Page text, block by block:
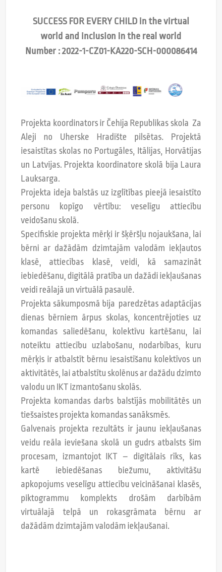
SUCCESS FOR EVERY CHILD in the virtual
world and inclusion in the real world
Number : 2022-1-CZ01-KA220-SCH-000086414
Projekta koordinators ir Čehija Republikas skola Za
Aleji no Uherske Hradište pilsētas. Projektā
iesaistītas skolas no Portugāles, Itālijas, Horvātijas
un Latvijas. Projekta koordinatore skolā bija Laura
Lauksarga.
Projekta ideja balstās uz izglītības pieejā iesaistīto
personu kopīgo vērtību: veselīgu attiecību
veidošanu skolā.
Specifiskie projekta mērķi ir šķēršļu nojaukšana, lai
bērni ar dažādām dzimtajām valodām iekļautos
klasē, attiecības klasē, veidi, kā samazināt
iebiedēšanu, digitālā pratība un dažādi iekļaušanas
veidi reālajā un virtuālā pasaulē.
Projekta sākumposmā bija paredzētas adaptācijas
dienas bērniem ārpus skolas, koncentrējoties uz
komandas saliedēšanu, kolektīvu kartēšanu, lai
noteiktu attiecību uzlabošanu, nodarbības, kuru
mērķis ir atbalstīt bērnu iesaistīšanu kolektīvos un
aktivitātēs, lai atbalstītu skolēnus ar dažādu dzimto
valodu un IKT izmantošanu skolās.
Projekta komandas darbs balstījās mobilitātēs un
tiešsaistes projekta komandas sanāksmēs.
Galvenais projekta rezultāts ir jaunu iekļaušanas
veidu reāla ieviešana skolā un gudrs atbalsts šim
procesam, izmantojot IKT – digitālais rīks, kas
kartē iebiedēšanas biežumu, aktivitāšu
apkopojums veselīgu attiecību veicināšanai klasēs,
piktogrammu komplekts drošām darbībām
virtuālajā telpā un rokasgrāmata bērnu ar
dažādām dzimtajām valodām iekļaušanai.